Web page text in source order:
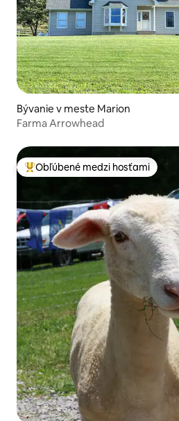
Bývanie v meste Marion
Farma Arrowhead
Najobľúbenejšie medzi hosťami
Obľúbené medzi hosťami